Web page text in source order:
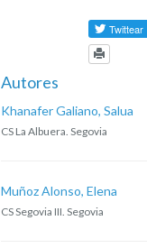
Autores
Khanafer Galiano, Salua
CS La Albuera. Segovia
Muñoz Alonso, Elena
CS Segovia III. Segovia